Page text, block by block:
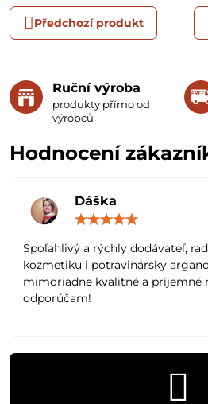
Předchozí produkt
Ruční výroba
produkty přímo od
výrobců
Hodnocení
Dáška
5
Spoľahlivý a rýchly dodávateľ,
kozmetiku i potravinársky
mimoriadne kvalitné a príjemné
odporúčam!